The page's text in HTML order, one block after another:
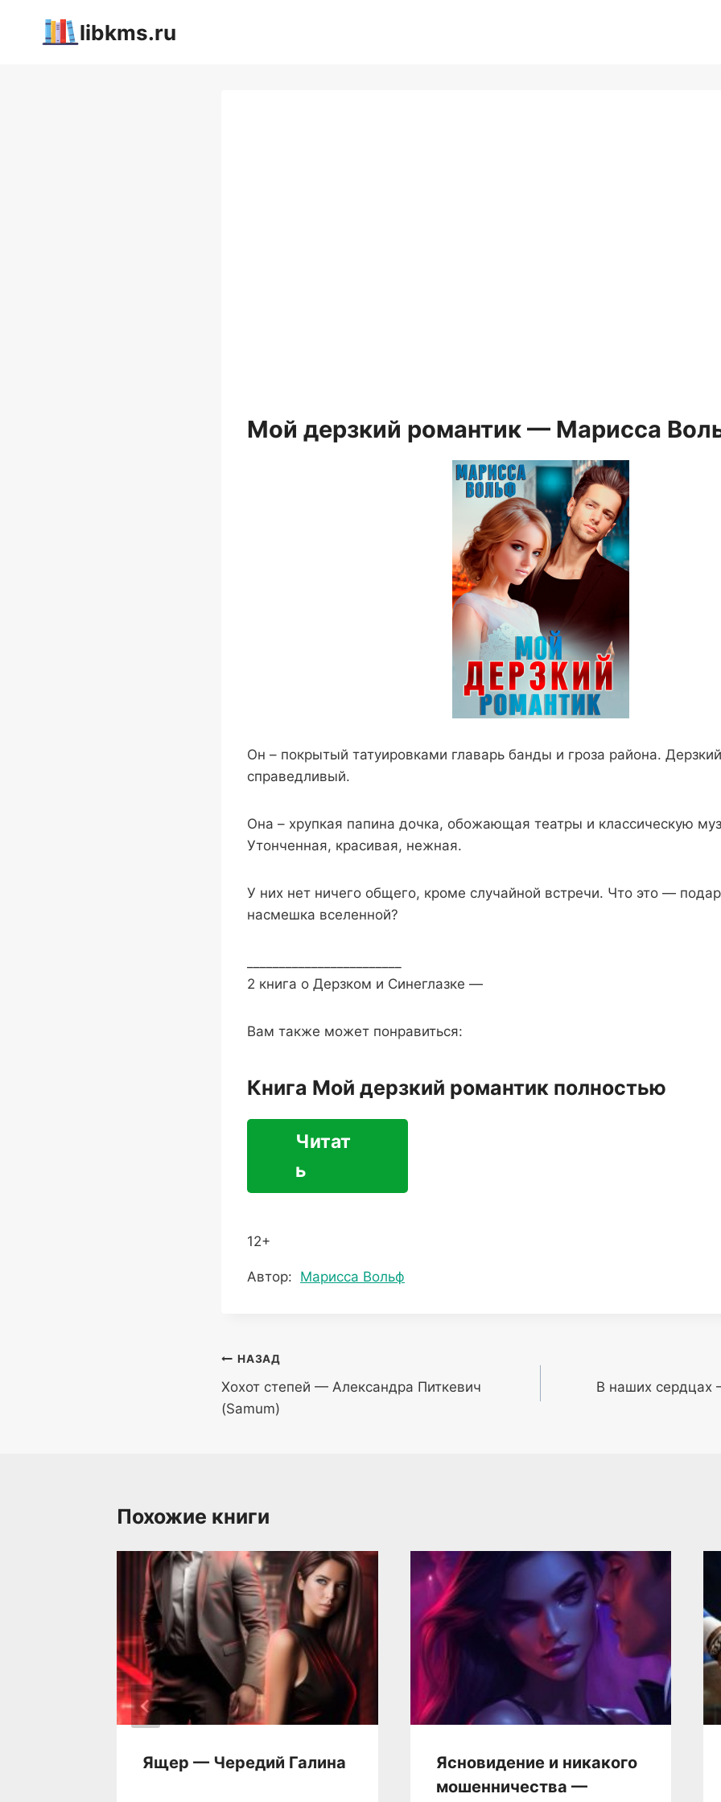
libkms.ru
Мой дерзкий романтик — Марисса
Он – покрытый татуировками главарь банды и гроза района.
справедливый.
Она – хрупкая папина дочка, обожающая театры и классическую
Утонченная, красивая, нежная.
У них нет ничего общего, кроме случайной встречи. Что это —
насмешка вселенной?
2 книга о Дерзком и Синеглазке —
Вам также может понравиться:
Книга Мой дерзкий романтик полностью
Читат
ь
12+
Метки
Автор: Марисса Вольф
Навигация
по
записям
НАЗАД
Хохот степей — Александра Питкевич
(Samum)
В наших сердцах
Похожие книги
Ящер — Чередий Галина
Ясновидение и никакого
мошенничества —